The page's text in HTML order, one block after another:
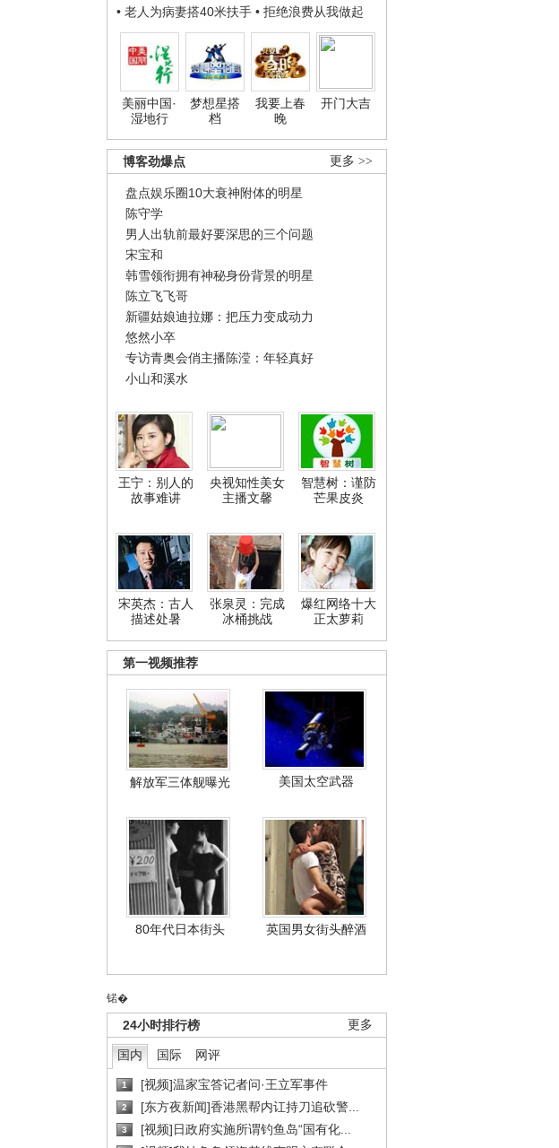
• 老人为病妻搭40米扶手 • 拒绝浪费从我做起
美丽中国·
湿地行
梦想星搭
档
我要上春
晚
开门大吉
更多 >>
博客劲爆点
盘点娱乐圈10大衰神附体的明星
陈守学
男人出轨前最好要深思的三个问题
宋宝和
韩雪领衔拥有神秘身份背景的明星
陈立飞飞哥
新疆姑娘迪拉娜：把压力变成动力
悠然小卒
专访青奥会俏主播陈滢：年轻真好
小山和溪水
王宁：别人的
故事难讲
央视知性美女
主播文馨
智慧树：谨防
芒果皮炎
宋英杰：古人
描述处暑
张泉灵：完成
冰桶挑战
爆红网络十大
正太萝莉
第一视频推荐
解放军三体舰曝光 美国太空武器
80年代日本街头 英国男女街头醉酒
锘�
更多
24小时排行榜
国内 国际 网评
1 [视频]温家宝答记者问·王立军事件
2 [东方夜新闻]香港黑帮内讧持刀追砍警...
3 [视频]日政府实施所谓钓鱼岛“国有化...